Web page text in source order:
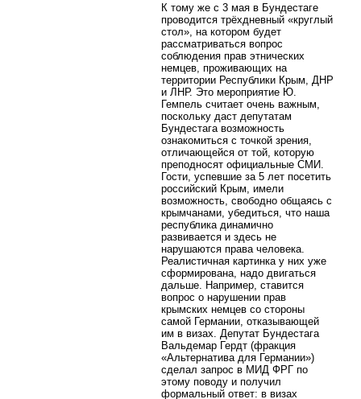
К тому же с 3 мая в Бундестаге
проводится трёхдневный «круглый
стол», на котором будет
рассматриваться вопрос
соблюдения прав этнических
немцев, проживающих на
территории Республики Крым, ДНР
и ЛНР. Это мероприятие Ю.
Гемпель считает очень важным,
поскольку даст депутатам
Бундестага возможность
ознакомиться с точкой зрения,
отличающейся от той, которую
преподносят официальные СМИ.
Гости, успевшие за 5 лет посетить
российский Крым, имели
возможность, свободно общаясь с
крымчанами, убедиться, что наша
республика динамично
развивается и здесь не
нарушаются права человека.
Реалистичная картинка у них уже
сформирована, надо двигаться
дальше. Например, ставится
вопрос о нарушении прав
крымских немцев со стороны
самой Германии, отказывающей
им в визах. Депутат Бундестага
Вальдемар Гердт (фракция
«Альтернатива для Германии»)
сделал запрос в МИД ФРГ по
этому поводу и получил
формальный ответ: в визах